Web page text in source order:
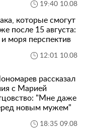
19:40 10.08
которые смогут
после 15 августа:
моря перспектив
12:01 10.08
рассказал
с Марией
"Мне даже
новым мужем"
18:35 09.08